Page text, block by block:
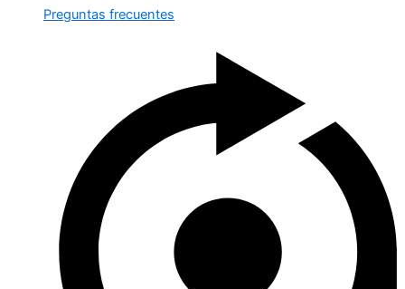
Preguntas frecuentes